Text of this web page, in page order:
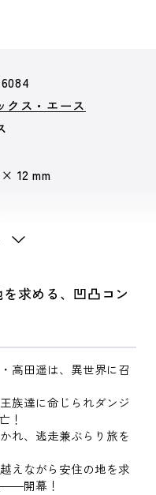
クス・エース
12 mm
求める、凹凸コン
高田遥は、異世界に召
族達に命じられダンジ
！
れ、逃走兼ぶらり旅を
えながら安住の地を求
――開幕！